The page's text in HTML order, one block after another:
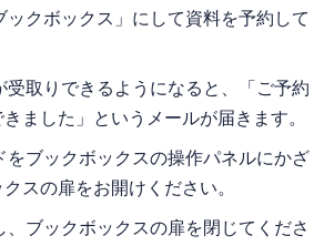
ックボックス」にして資料を予約して
受取りできるようになると、「ご予約
ました」というメールが届きます。
をブックボックスの操作パネルにかざ
スの扉をお開けください。
、ブックボックスの扉を閉じてくださ